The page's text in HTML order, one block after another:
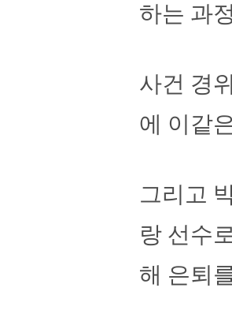
하는 과
사건 경
에 이같
그리고
랑 선수
해 은퇴